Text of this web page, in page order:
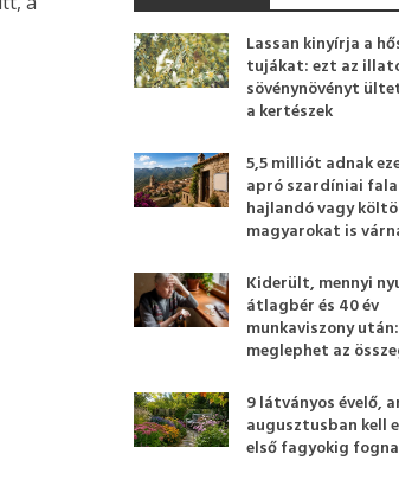
Lassan kinyírja a
tujákat: ezt az
sövénynövényt
a kertészek
5,5 milliót adnak
apró szardíniai
hajlandó vagy
magyarokat is
Kiderült, mennyi
átlagbér és 40 év
munkaviszony
meglephet az
9 látványos évelő,
augusztusban kell
első fagyokig